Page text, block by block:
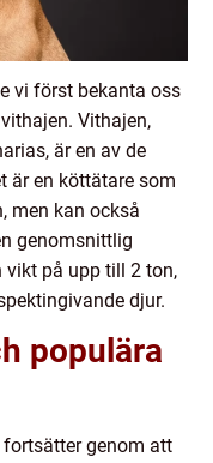
vi först bekanta oss
Vithajen,
är en av de
är en köttätare som
men kan också
genomsnittlig
vikt på upp till 2 ton,
djur.
populära
genom att